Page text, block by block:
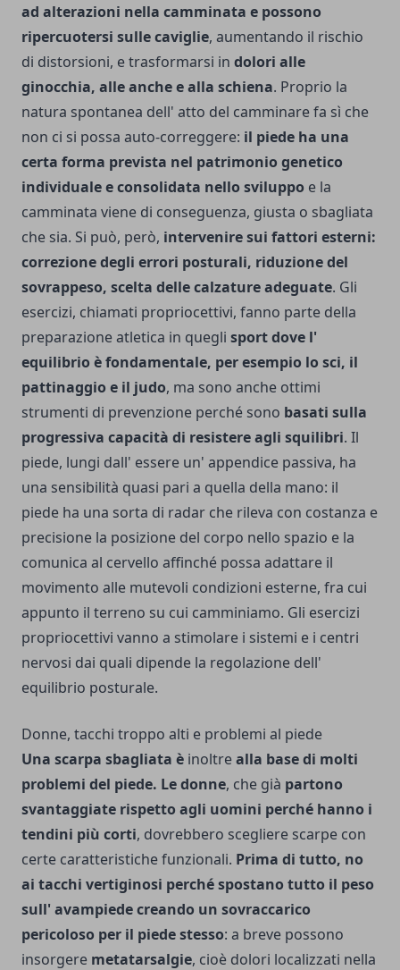
ad alterazioni nella camminata e possono
ripercuotersi sulle caviglie, aumentando il rischio
di distorsioni, e trasformarsi in dolori alle
ginocchia, alle anche e alla schiena. Proprio la
natura spontanea dell' atto del camminare fa sì che
non ci si possa auto-correggere: il piede ha una
certa forma prevista nel patrimonio genetico
individuale e consolidata nello sviluppo e la
camminata viene di conseguenza, giusta o sbagliata
che sia. Si può, però, intervenire sui fattori esterni:
correzione degli errori posturali, riduzione del
sovrappeso, scelta delle calzature adeguate. Gli
esercizi, chiamati propriocettivi, fanno parte della
preparazione atletica in quegli sport dove l'
equilibrio è fondamentale, per esempio lo sci, il
pattinaggio e il judo, ma sono anche ottimi
strumenti di prevenzione perché sono basati sulla
progressiva capacità di resistere agli squilibri. Il
piede, lungi dall' essere un' appendice passiva, ha
una sensibilità quasi pari a quella della mano: il
piede ha una sorta di radar che rileva con costanza e
precisione la posizione del corpo nello spazio e la
comunica al cervello affinché possa adattare il
movimento alle mutevoli condizioni esterne, fra cui
appunto il terreno su cui camminiamo. Gli esercizi
propriocettivi vanno a stimolare i sistemi e i centri
nervosi dai quali dipende la regolazione dell'
equilibrio posturale.
Donne, tacchi troppo alti e problemi al piede
Una scarpa sbagliata è inoltrealla base di molti
problemi del piede. Le donne, che già partono
svantaggiate rispetto agli uomini perché hanno i
tendini più corti, dovrebbero scegliere scarpe con
certe caratteristiche funzionali. Prima di tutto, no
ai tacchi vertiginosi perché spostano tutto il peso
sull' avampiede creando un sovraccarico
pericoloso per il piede stesso: a breve possono
insorgere metatarsalgie, cioè dolori localizzati nella